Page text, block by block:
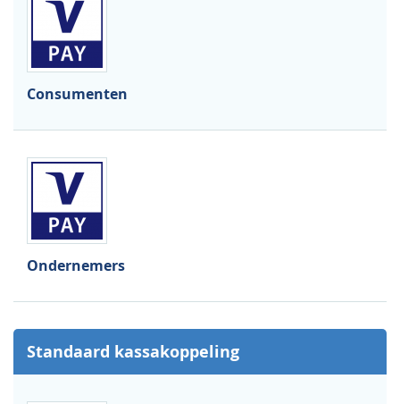
Consumenten
Ondernemers
Standaard kassakoppeling